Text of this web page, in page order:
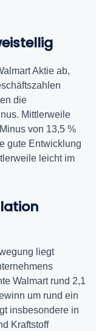
Aktie ab,
die
Mittlerweile
von 13,5 %
gute Entwicklung
leicht im
liegt
Walmart rund 2,1
um rund ein
insbesondere in
Kraftstoff